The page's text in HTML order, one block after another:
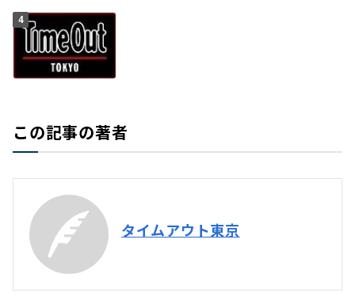
4
この記事の著者
タイムアウト東京